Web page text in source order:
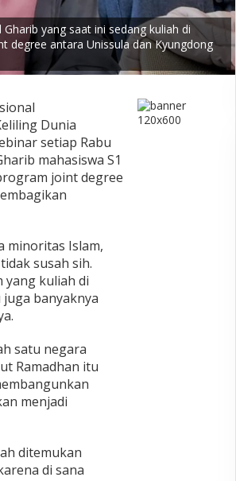
yang saat ini sedang kuliah di
degree antara Unissula dan Kyungdong
Dunia
setiap Rabu
mahasiswa S1
joint degree
minoritas Islam,
susah sih.
yang kuliah di
banyaknya
satu negara
Ramadhan itu
menjadi
ditemukan
di sana